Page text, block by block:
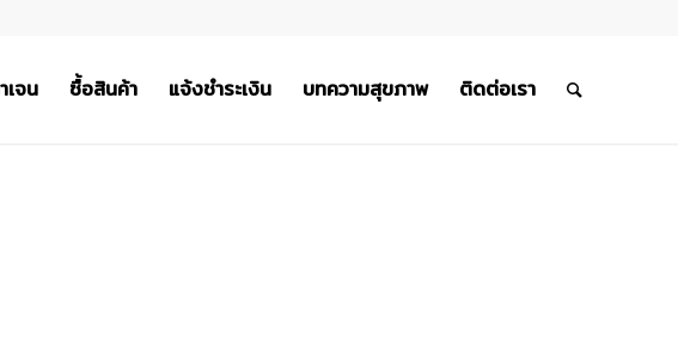
จน ซื้อสินค้า แจ้งชำระเงิน บทความสุขภาพ ติดต่อเรา